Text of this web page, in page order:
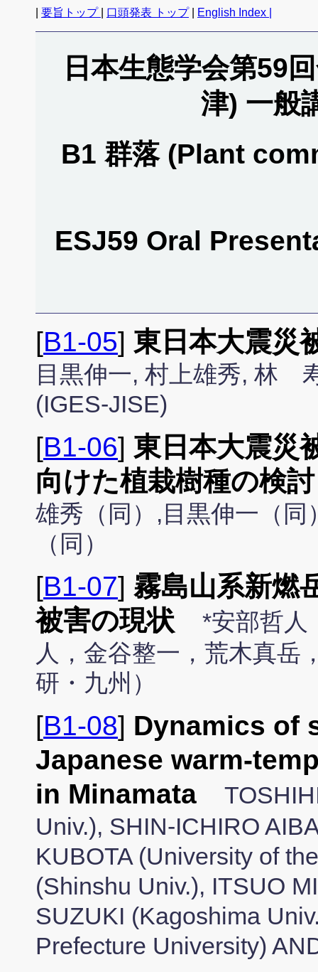
要旨トップ 口頭発表 トップ| English Index |
日本生態学会第59
津) 一般
B1 群落 (Plant
ESJ59 Oral
[B1-05] 東日本大震災
目黒伸一, 村上雄秀,
(IGES-JISE)
[B1-06] 東日本大震災
向けた植栽樹種の検討
雄秀（同）,目黒伸一（
（同）
[B1-07] 霧島山系新燃
被害の現状
*安部哲人
人，金谷整一，荒木真岳
研・九州）
[B1-08] Dynamics of
Japanese warm-
in Minamata
Univ.), SHIN-ICHIRO
KUBOTA (University of
(Shinshu Univ.), ITSUO
SUZUKI (Kagoshima
Prefecture University)